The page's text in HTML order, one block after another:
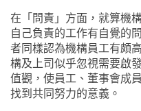
在「問責」方面，就算機
自己負責的工作有自覺的
者同樣認為機構員工有頗
構及上司似乎忽視需要啟
值觀，使員工、董事會成
找到共同努力的意義。